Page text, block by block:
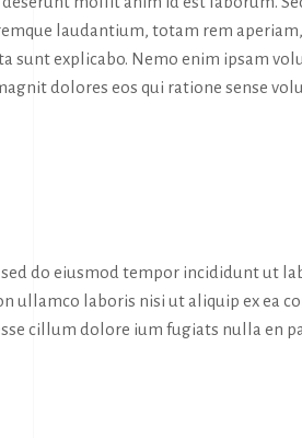
laudantium, totam rem aperiam,
sunt explicabo. Nemo enim ipsam
dolores eos qui ratione sense
do eiusmod tempor incididunt ut
ullamco laboris nisi ut aliquip ex ea
cillum dolore ium fugiats nulla en